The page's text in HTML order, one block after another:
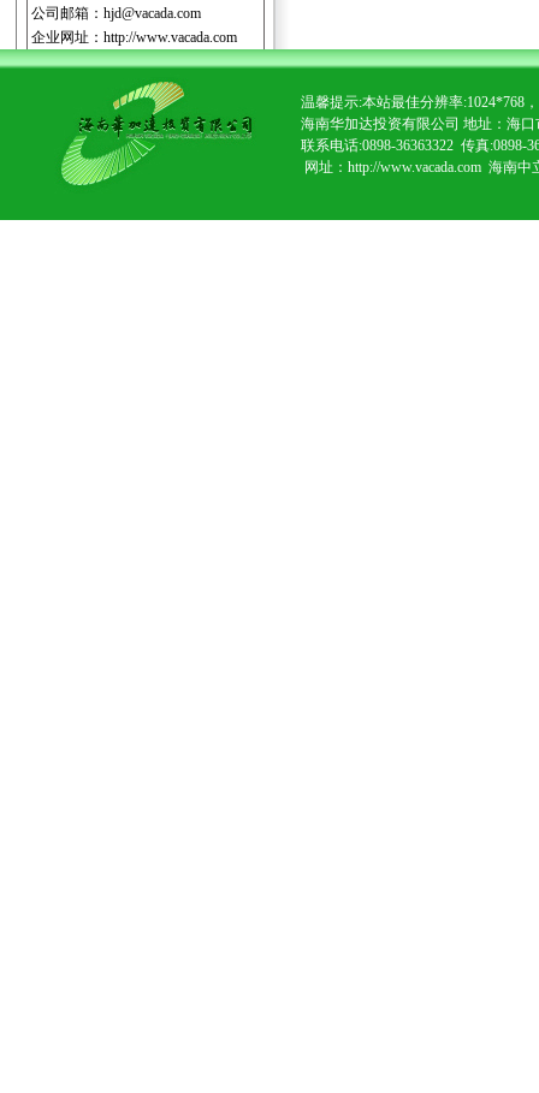
公司邮箱： hjd@vacada.com
企业网址： http://www.vacada.com
温馨提示:本站最佳分辨率:1024*768
海南华加达投资有限公司 地址：海
联系电话:0898-36363322 传真:0898-
网址：http://www.vacada.com 海南中